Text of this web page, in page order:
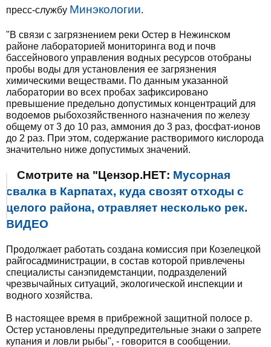
пресс-службу Минэкологии.
"В связи с загрязнением реки Остер в Нежинском
районе лабораторией мониторинга вод и почв
бассейнового управления водных ресурсов отобраны
пробы воды для установления ее загрязнения
химическими веществами. По данным указанной
лаборатории во всех пробах зафиксировано
превышение предельно допустимых концентраций для
водоемов рыбохозяйственного назначения по железу
общему от 3 до 10 раз, аммония до 3 раз, фосфат-ионов
до 2 раз. При этом, содержание растворимого кислорода
значительно ниже допустимых значений.
Смотрите на "Цензор.НЕТ: Мусорная
свалка в Карпатах, куда свозят отходы с
целого района, отравляет несколько рек.
ВИДЕО
Продолжает работать создана комиссия при Козелецкой
райгосадминистрации, в состав которой привлечены
специалисты санэпидемстанции, подразделений
чрезвычайных ситуаций, экологической инспекции и
водного хозяйства.
В настоящее время в прибрежной защитной полосе р.
Остер установлены предупредительные знаки о запрете
купания и ловли рыбы", - говорится в сообщении.